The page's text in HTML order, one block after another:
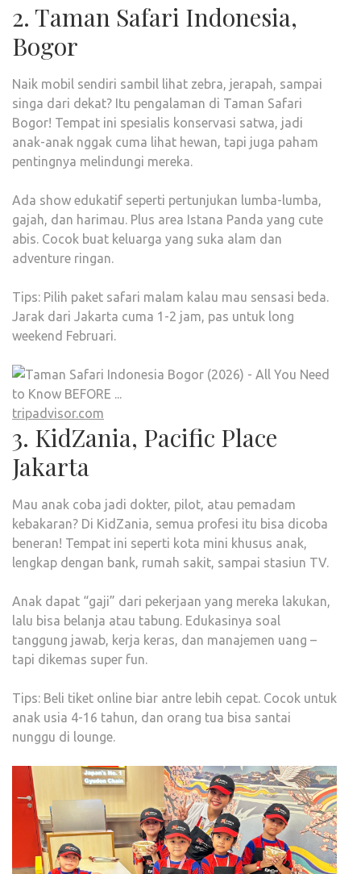
2. Taman Safari Indonesia,
Bogor
Naik mobil sendiri sambil lihat zebra, jerapah, sampai
singa dari dekat? Itu pengalaman di Taman Safari
Bogor! Tempat ini spesialis konservasi satwa, jadi
anak-anak nggak cuma lihat hewan, tapi juga paham
pentingnya melindungi mereka.
Ada show edukatif seperti pertunjukan lumba-lumba,
gajah, dan harimau. Plus area Istana Panda yang cute
abis. Cocok buat keluarga yang suka alam dan
adventure ringan.
Tips: Pilih paket safari malam kalau mau sensasi beda.
Jarak dari Jakarta cuma 1-2 jam, pas untuk long
weekend Februari.
tripadvisor.com
3. KidZania, Pacific Place
Jakarta
Mau anak coba jadi dokter, pilot, atau pemadam
kebakaran? Di KidZania, semua profesi itu bisa dicoba
beneran! Tempat ini seperti kota mini khusus anak,
lengkap dengan bank, rumah sakit, sampai stasiun TV.
Anak dapat “gaji” dari pekerjaan yang mereka lakukan,
lalu bisa belanja atau tabung. Edukasinya soal
tanggung jawab, kerja keras, dan manajemen uang –
tapi dikemas super fun.
Tips: Beli tiket online biar antre lebih cepat. Cocok untuk
anak usia 4-16 tahun, dan orang tua bisa santai
nunggu di lounge.